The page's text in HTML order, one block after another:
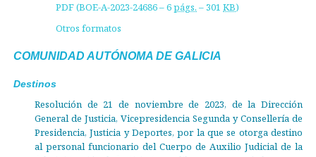
PDF (BOE-A-2023-24686 – 6págs. – 301KB)
Otros formatos
COMUNIDAD AUTÓNOMA DE GALICIA
Destinos
Resolución de 21 de noviembre de 2023, de la Dirección
General de Justicia, Vicepresidencia Segunda y Consellería de
Presidencia, Justicia y Deportes, por la que se otorga destino
al personal funcionario del Cuerpo de Auxilio Judicial de la